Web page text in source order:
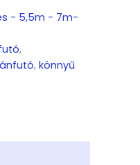
- 5,5m - 7m-
,
, könnyű